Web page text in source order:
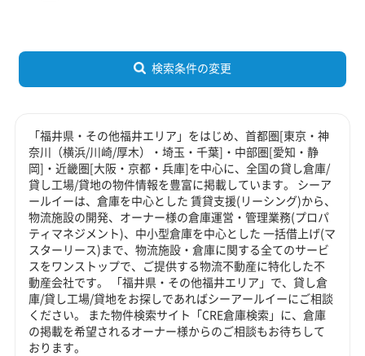
検索条件の変更
「福井県・その他福井エリア」をはじめ、首都圏[東京・神
奈川（横浜/川崎/厚木）・埼玉・千葉]・中部圏[愛知・静
岡]・近畿圏[大阪・京都・兵庫]を中心に、全国の貸し倉庫/
貸し工場/貸地の物件情報を豊富に掲載しています。 シーア
ールイーは、倉庫を中心とした 賃貸支援(リーシング)から、
物流施設の開発、オーナー様の倉庫運営・管理業務(プロパ
ティマネジメント)、中小型倉庫を中心とした 一括借上げ(マ
スターリース)まで、物流施設・倉庫に関する全てのサービ
スをワンストップで、ご提供する物流不動産に特化した不
動産会社です。 「福井県・その他福井エリア」で、貸し倉
庫/貸し工場/貸地をお探しであればシーアールイーにご相談
ください。 また物件検索サイト「CRE倉庫検索」に、倉庫
の掲載を希望されるオーナー様からのご相談もお待ちして
おります。